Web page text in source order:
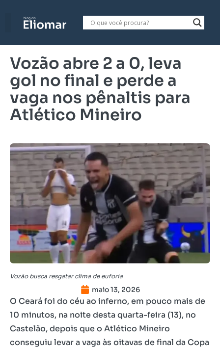
Vozão abre 2 a 0, leva
gol no final e perde a
vaga nos pênaltis para
Atlético Mineiro
Vozão busca resgatar clima de euforia
maio 13, 2026
O Ceará foi do céu ao inferno, em pouco mais de
10 minutos, na noite desta quarta-feira (13), no
Castelão, depois que o Atlético Mineiro
conseguiu levar a vaga às oitavas de final da Copa